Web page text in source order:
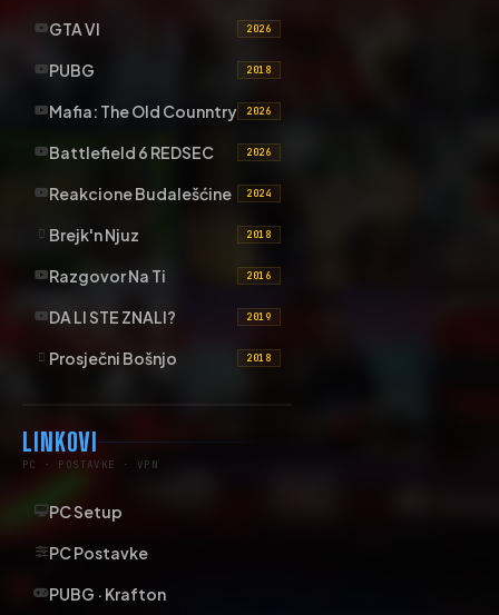
GTA VI 2026
PUBG 2018
Mafia: The Old Counntry 2026
Battlefield 6 REDSEC 2026
Reakcione Budalešćine 2024
Brejk'n Njuz 2018
Razgovor Na Ti 2016
DA LI STE ZNALI? 2019
Prosječni Bošnjo 2018
LINKOVI
PC · POSTAVKE · VPN
PC Setup
PC Postavke
PUBG · Krafton